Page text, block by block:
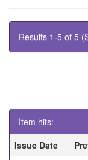
Results 1-5 of 5
Item hits:
Issue Date